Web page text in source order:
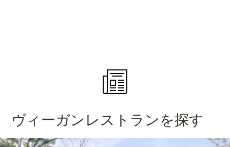
ヴィーガンレストランを探す